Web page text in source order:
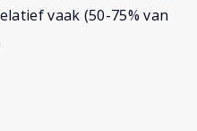
vaak (50-75% van